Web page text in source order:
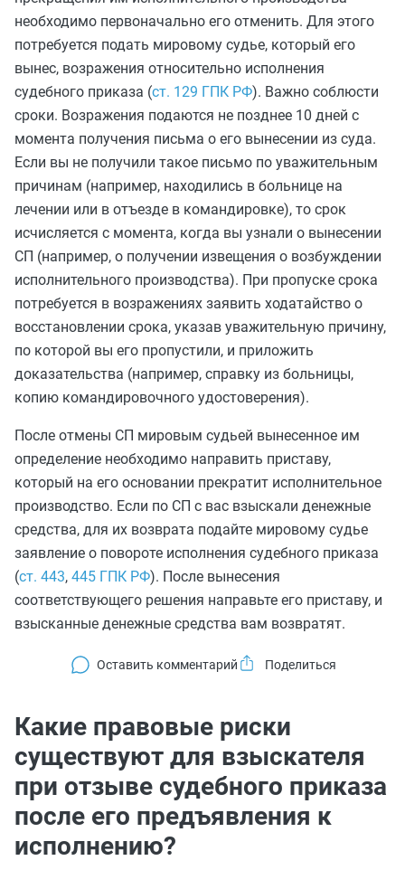
необходимо первоначально его отменить. Для этого
потребуется подать мировому судье, который его
вынес, возражения относительно исполнения
судебного приказа (ст. 129 ГПК РФ). Важно соблюсти
сроки. Возражения подаются не позднее 10 дней с
момента получения письма о его вынесении из суда.
Если вы не получили такое письмо по уважительным
причинам (например, находились в больнице на
лечении или в отъезде в командировке), то срок
исчисляется с момента, когда вы узнали о вынесении
СП (например, о получении извещения о возбуждении
исполнительного производства). При пропуске срока
потребуется в возражениях заявить ходатайство о
восстановлении срока, указав уважительную причину,
по которой вы его пропустили, и приложить
доказательства (например, справку из больницы,
копию командировочного удостоверения).
После отмены СП мировым судьей вынесенное им
определение необходимо направить приставу,
который на его основании прекратит исполнительное
производство. Если по СП с вас взыскали денежные
средства, для их возврата подайте мировому судье
заявление о повороте исполнения судебного приказа
(ст. 443, 445 ГПК РФ). После вынесения
соответствующего решения направьте его приставу, и
взысканные денежные средства вам возвратят.
Оставить комментарий
Какие правовые риски
существуют для взыскателя
при отзыве судебного приказа
после его предъявления к
исполнению?